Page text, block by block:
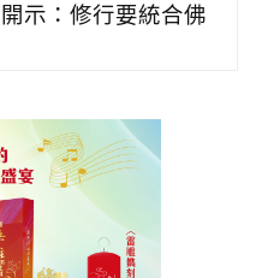
示：修行要統合佛